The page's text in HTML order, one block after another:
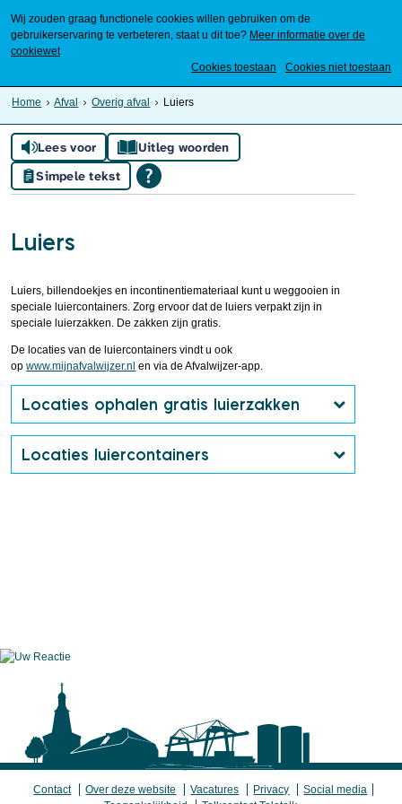
Wij zouden graag functionele cookies willen gebruiken om de
gebruikerservaring te verbeteren, staat u dit toe? Meer informatie over de
cookiewet
Cookies toestaan
Cookies niet toestaan
Home Afval Overig afval Luiers
Lees voor
Uitleg woorden
Simpele tekst
Luiers
Luiers, billendoekjes en incontinentiemateriaal kunt u weggooien in
speciale luiercontainers. Zorg ervoor dat de luiers verpakt zijn in
speciale luierzak­ken. De zakken zijn gratis.
De locaties van de luiercontainers vindt u ook
opwww.mijnafvalwijzer.nl en via de Afvalwijzer-app.
Locaties ophalen gratis luierzakken
Locaties luiercontainers
Contact Over deze website Vacatures Privacy
Social media